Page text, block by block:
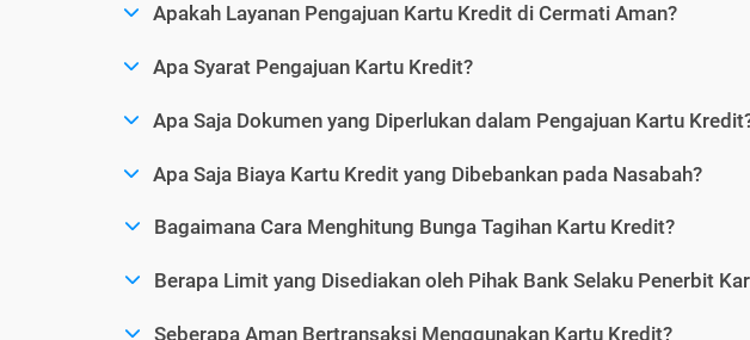
Apakah Layanan Pengajuan Kartu Kredit di Cermati Aman?
Apa Syarat Pengajuan Kartu Kredit?
Apa Saja Dokumen yang Diperlukan dalam Pengajuan Kartu
Apa Saja Biaya Kartu Kredit yang Dibebankan pada Nasabah?
Bagaimana Cara Menghitung Bunga Tagihan Kartu Kredit?
Berapa Limit yang Disediakan oleh Pihak Bank Selaku Penerbit
Seberapa Aman Bertransaksi Menggunakan Kartu Kredit?